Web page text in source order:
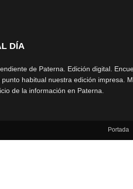
DÍA
de Paterna. Edición digital.
habitual nuestra edición impresa.
de la información en Paterna.
Portada